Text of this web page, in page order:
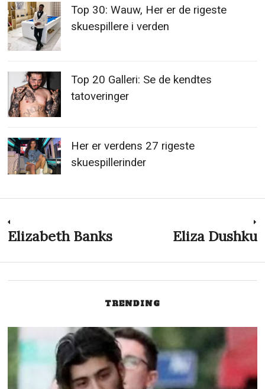
Top 30: Wauw, Her er de rigeste
skuespillere i verden
Top 20 Galleri: Se de kendtes
tatoveringer
Her er verdens 27 rigeste
skuespillerinder
Indlægsnavigation
Previous
Elizabeth Banks Eliza Dushku
TRENDING